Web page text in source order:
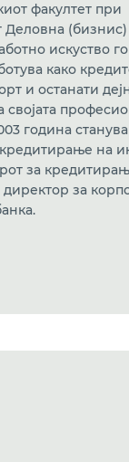
факултет при
Деловна
искуство
како
и останати
својата
година
на
за
директор за